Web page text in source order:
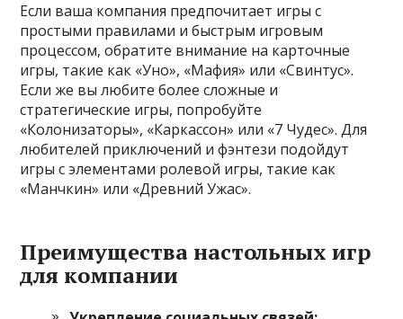
Если ваша компания предпочитает игры с
простыми правилами и быстрым игровым
процессом, обратите внимание на карточные
игры, такие как «Уно», «Мафия» или «Свинтус».
Если же вы любите более сложные и
стратегические игры, попробуйте
«Колонизаторы», «Каркассон» или «7 Чудес». Для
любителей приключений и фэнтези подойдут
игры с элементами ролевой игры, такие как
«Манчкин» или «Древний Ужас».
Преимущества настольных игр
для компании